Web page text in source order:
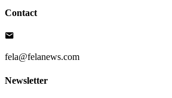
Contact
fela@felanews.com
Newsletter